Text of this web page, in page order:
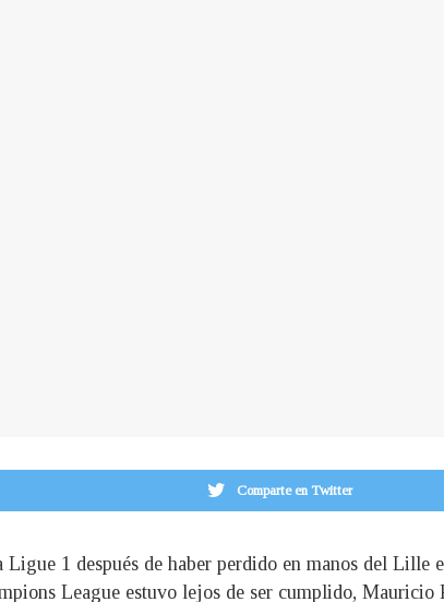
Comparte en Twitter
Ligue 1 después de haber perdido en manos del Lille
League estuvo lejos de ser cumplido, Mauricio